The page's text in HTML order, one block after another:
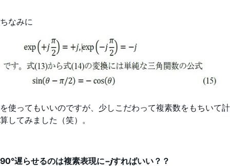
ちなみに
を使ってもいいのですが、少しこだわって複素数をもちいて計
算してみました（笑）。
90°遅らせるのは複素表現に−𝒋すればいい？？